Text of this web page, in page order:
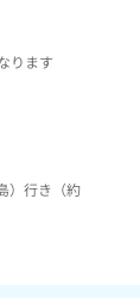
ります
）行き（約